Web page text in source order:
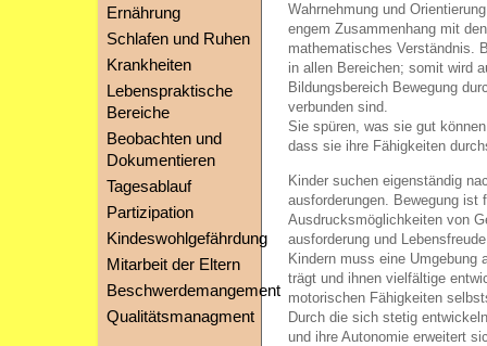
Ernährung
Schlafen und Ruhen
Krankheiten
Lebenspraktische
Bereiche
Beobachten und
Dokumentieren
Tagesablauf
Partizipation
Kindeswohlgefährdung
Mitarbeit der Eltern
Beschwerdemangement
Qualitätsmanagment
Wahrnehmung und
engem Zusammenhang mit
mathematisches Verständnis.
in allen Bereichen; somit wird
Bildungsbereich Bewegung
verbunden sind.
Sie spüren, was sie gut
dass sie ihre Fähigkeiten
Kinder suchen eigenständig
ausforderungen. Bewegung ist
Ausdrucksmöglichkeiten von
ausforderung und
Kindern muss eine Umgebung
trägt und ihnen vielfältige
motorischen Fähigkeiten
Durch die sich stetig
und ihre Autonomie erweitert